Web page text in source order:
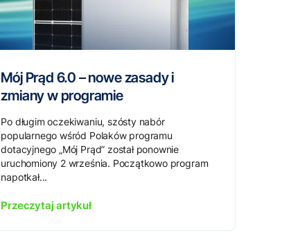
Mój Prąd 6.0 – nowe zasady i
zmiany w programie
Po długim oczekiwaniu, szósty nabór
popularnego wśród Polaków programu
dotacyjnego „Mój Prąd” został ponownie
uruchomiony 2 września. Początkowo program
napotkał...
Przeczytaj artykuł